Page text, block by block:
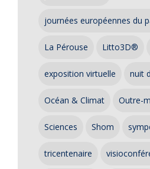
journées européennes du
La Pérouse Litto3D®
exposition virtuelle nuit
Océan & Climat Outre-
Sciences Shom
tricentenaire